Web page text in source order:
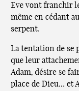
Eve vont franchir
même en cédant
serpent.
La tentation de se
que leur
Adam, désire se
place de Dieu… et